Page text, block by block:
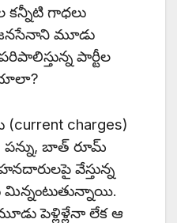
కన్నీటి గాధలు
మూడు
పార్టీల
(current charges)
పన్ను, బాత్ రూమ్
వేస్తున్న
మిన్నంటుతున్నాయి.
పెళ్లిళ్లేనా లేక ఆ